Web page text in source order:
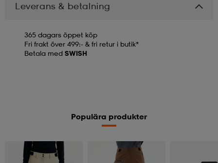
Leverans & betalning
365 dagars öppet köp
Fri frakt över 499:- & fri retur i butik*
Betala med SWISH
Populära produkter